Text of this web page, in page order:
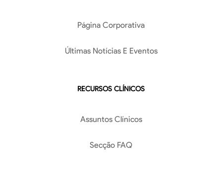
Página Corporativa
Últimas Notícias E Eventos
RECURSOS CLÍNICOS
Assuntos Clínicos
Secção FAQ